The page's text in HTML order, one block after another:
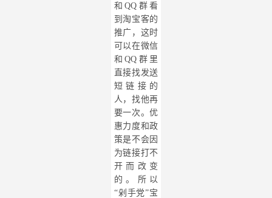
和QQ群看
到淘宝客的
推广，这时
可以在微信
和QQ群里
直接找发送
短链接的
人，找他再
要一次。优
惠力度和政
策是不会因
为链接打不
开而改变
的。所以
“剁手党”宝